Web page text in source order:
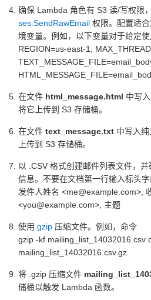
确保 Lambda 角色有 S3 读/写权限
ses:SendRawEmail 权限。配置适
境变量。例如，以下变量对于给定使
REGION=us-east-1,
在文件 html_message.html 中写
将它上传到 S3 存储桶。
在文件 text_message.txt 中写入
上传到 S3 存储桶。
以 .CSV 格式创建邮件列表文件，
信息。不要在文档第一行输入标头
发件人姓名 <me@example.com>,
<you@example.com>, 主题
使用 gzip 压缩文件。例如，命令
gzip -kf mailing_list_14032016.csv
mailing_list_14032016.csv.gz
将 .gzip 压缩文件
储桶以触发 Lambda 函数。